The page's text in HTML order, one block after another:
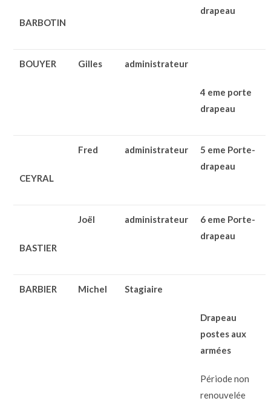
BARBOTIN
drapeau
BOUYER Gilles administrateur
4 eme porte
drapeau
CEYRAL
Fred administrateur
5 eme Porte-
drapeau
BASTIER
Joël administrateur
6 eme Porte-
drapeau
BARBIER Michel Stagiaire
Drapeau
postes aux
armées
Période non
renouvelée